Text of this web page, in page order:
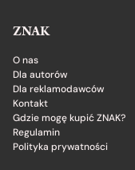
ZNAK
O nas
Dla autorów
Dla reklamodawców
Kontakt
Gdzie mogę kupić ZNAK?
Regulamin
Polityka prywatności